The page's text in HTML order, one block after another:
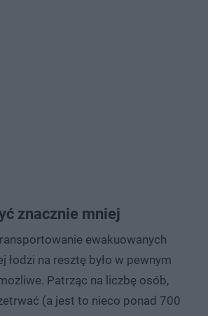
znacznie mniej
ewakuowanych
łodzi na resztę było w pewnym
Patrząc na liczbę osób,
(a jest to nieco ponad 700